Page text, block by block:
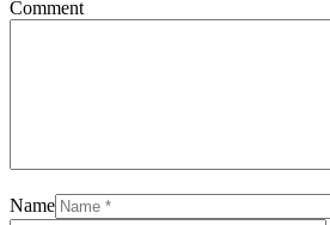
Comment
Name